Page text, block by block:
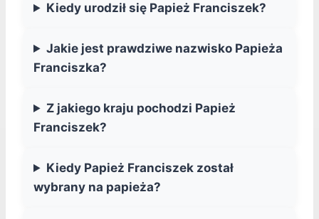
Kiedy urodził się Papież Franciszek?
Jakie jest prawdziwe nazwisko Papieża
Franciszka?
Z jakiego kraju pochodzi Papież
Franciszek?
Kiedy Papież Franciszek został
wybrany na papieża?